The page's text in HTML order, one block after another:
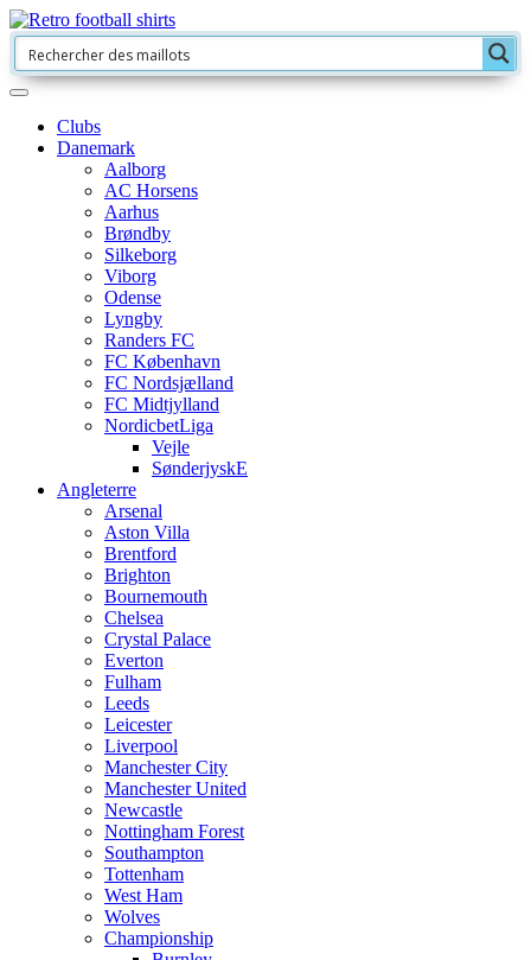
Clubs
Danemark
Aalborg
AC Horsens
Aarhus
Brøndby
Silkeborg
Viborg
Odense
Lyngby
Randers FC
FC København
FC Nordsjælland
FC Midtjylland
NordicbetLiga
Vejle
SønderjyskE
Angleterre
Arsenal
Aston Villa
Brentford
Brighton
Bournemouth
Chelsea
Crystal Palace
Everton
Fulham
Leeds
Leicester
Liverpool
Manchester City
Manchester United
Newcastle
Nottingham Forest
Southampton
Tottenham
West Ham
Wolves
Championship